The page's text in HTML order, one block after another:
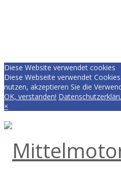
Diese Website verwendet cookies
Diese Webseite verwendet
nutzen, akzeptieren Sie die
OK, verstanden!
×